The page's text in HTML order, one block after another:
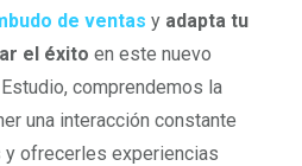
de ventas y adapta tu
el éxito en este nuevo
comprendemos la
una interacción constante
ofrecerles experiencias